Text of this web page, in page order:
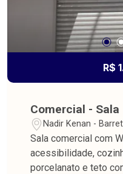
R$
Comercial - Sala
Nadir Kenan -
Sala comercial com
acessibilidade,
porcelanato e teto